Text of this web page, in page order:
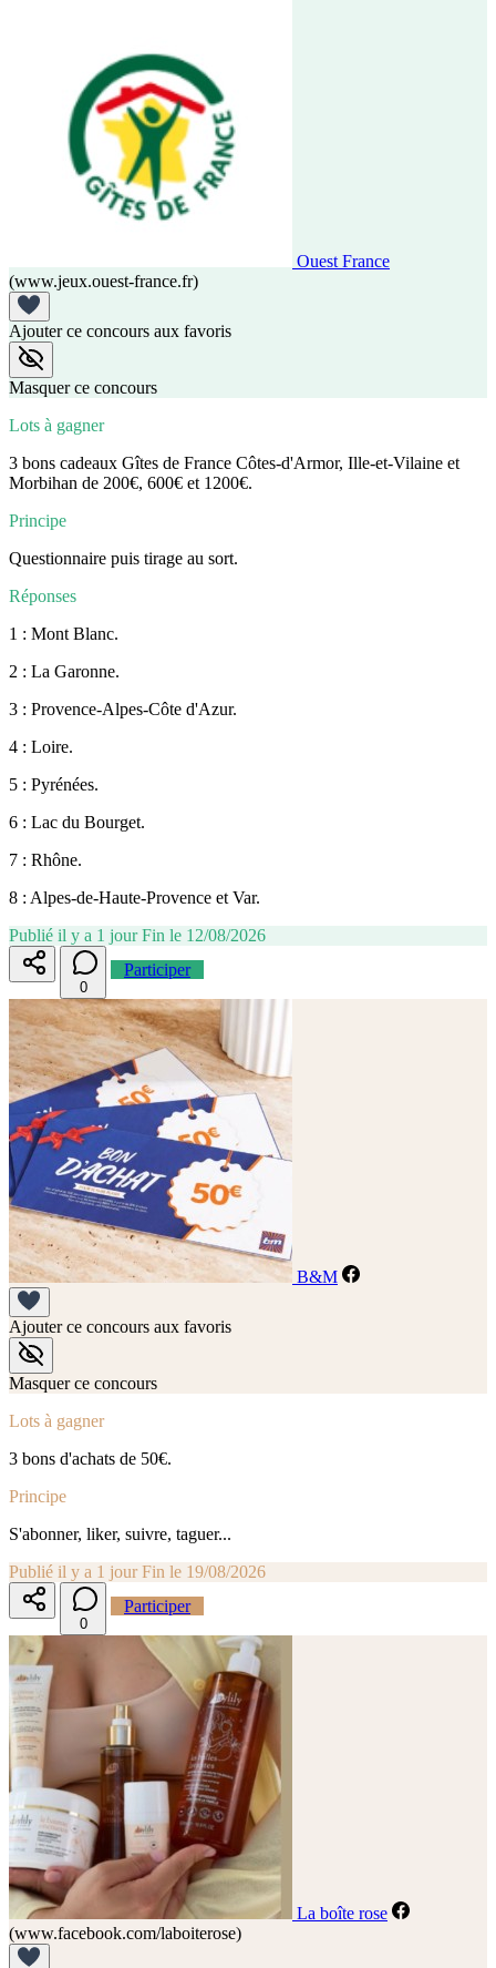
Ouest France
(www.jeux.ouest-france.fr)
Ajouter ce concours aux favoris
Masquer ce concours
Lots à gagner
3 bons cadeaux Gîtes de France Côtes-d'Armor, Ille-et-Vilaine et
Morbihan de 200€, 600€ et 1200€.
Principe
Questionnaire puis tirage au sort.
Réponses
1 : Mont Blanc.
2 : La Garonne.
3 : Provence-Alpes-Côte d'Azur.
4 : Loire.
5 : Pyrénées.
6 : Lac du Bourget.
7 : Rhône.
8 : Alpes-de-Haute-Provence et Var.
Publié il y a 1 jour Fin le 12/08/2026
0
Participer
B&M
Ajouter ce concours aux favoris
Masquer ce concours
Lots à gagner
3 bons d'achats de 50€.
Principe
S'abonner, liker, suivre, taguer...
Publié il y a 1 jour Fin le 19/08/2026
0
Participer
La boîte rose
(www.facebook.com/laboiterose)